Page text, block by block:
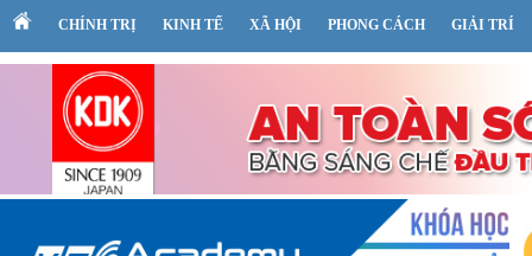
CHÍNH TRỊ KINH TẾ XÃ HỘI PHONG CÁCH GIẢI TRÍ